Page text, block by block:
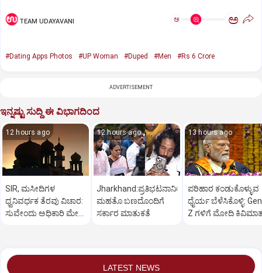
TEAM UDAYAVANI ಅ ಅ
#Dating Apps Photos #UP Woman #Duped #Men #Rs 6 Crore
ADVERTISEMENT
ಇನ್ನಷ್ಟು ಸುದ್ದಿ ಈ ವಿಭಾಗದಿಂದ
12 hours ago
SIR, ಮಸೀದಿಗಳ
ಧ್ವನಿವರ್ಧಕ ತೆರವು ವಿಚಾರ:
ಸುವೇಂದು ಅಧಿಕಾರಿ ಮೇಲೆ
12 hours ago
Jharkhand:ಪ್ರತಿಭಟನಾನಿರತ
ಮಹತೊ ಬಣದೊಂದಿಗೆ
ಸರ್ಕಾರ ಮಾತುಕತೆ
13 hours ago
ಪರಿಹಾರ ಕಂಡುಕೊಳ್ಳುವ
ಧೈರ್ಯ ಬೆಳೆಸಿಕೊಳ್ಳಿ:
Z ಗಳಿಗೆ ಮೋದಿ
LATEST NEWS